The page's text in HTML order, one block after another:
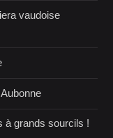
vaudoise
à grands sourcils !